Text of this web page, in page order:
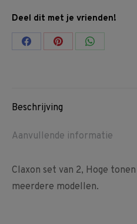
Deel dit met je vrienden!
Share Share Share
Beschrijving
Aanvullende informatie
Claxon set van 2, Hoge
meerdere modellen.